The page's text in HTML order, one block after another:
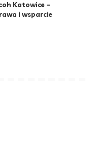
Katowice –
i wsparcie